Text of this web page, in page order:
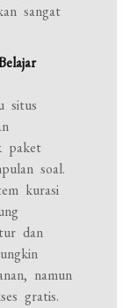
sangat
situs
paket
soal.
kurasi
dan
namun
gratis.